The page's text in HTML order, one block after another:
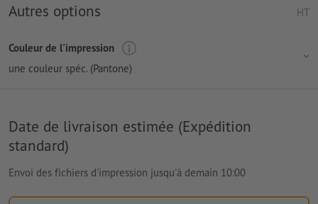
Autres options HT
Couleur de l'impression
une couleur spéc. (Pantone)
Date de livraison estimée (Expédition
standard)
Envoi des fichiers d'impression jusqu'à demain 10:00